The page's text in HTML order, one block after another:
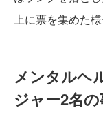
上に票を集めた
メンタルヘ
ジャー2名